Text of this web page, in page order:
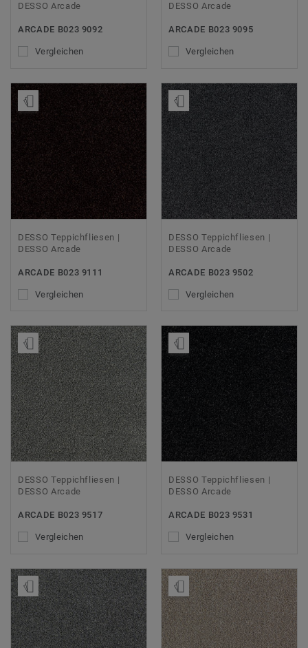
DESSO Arcade
ARCADE B023 9092
Vergleichen
DESSO Arcade
ARCADE B023 9095
Vergleichen
Muster bestellen
DESSO Teppichfliesen |
DESSO Arcade
ARCADE B023 9111
Vergleichen
Muster bestellen
DESSO Teppichfliesen |
DESSO Arcade
ARCADE B023 9502
Vergleichen
Muster bestellen
DESSO Teppichfliesen |
DESSO Arcade
ARCADE B023 9517
Vergleichen
Muster bestellen
DESSO Teppichfliesen |
DESSO Arcade
ARCADE B023 9531
Vergleichen
Muster bestellen Muster bestellen